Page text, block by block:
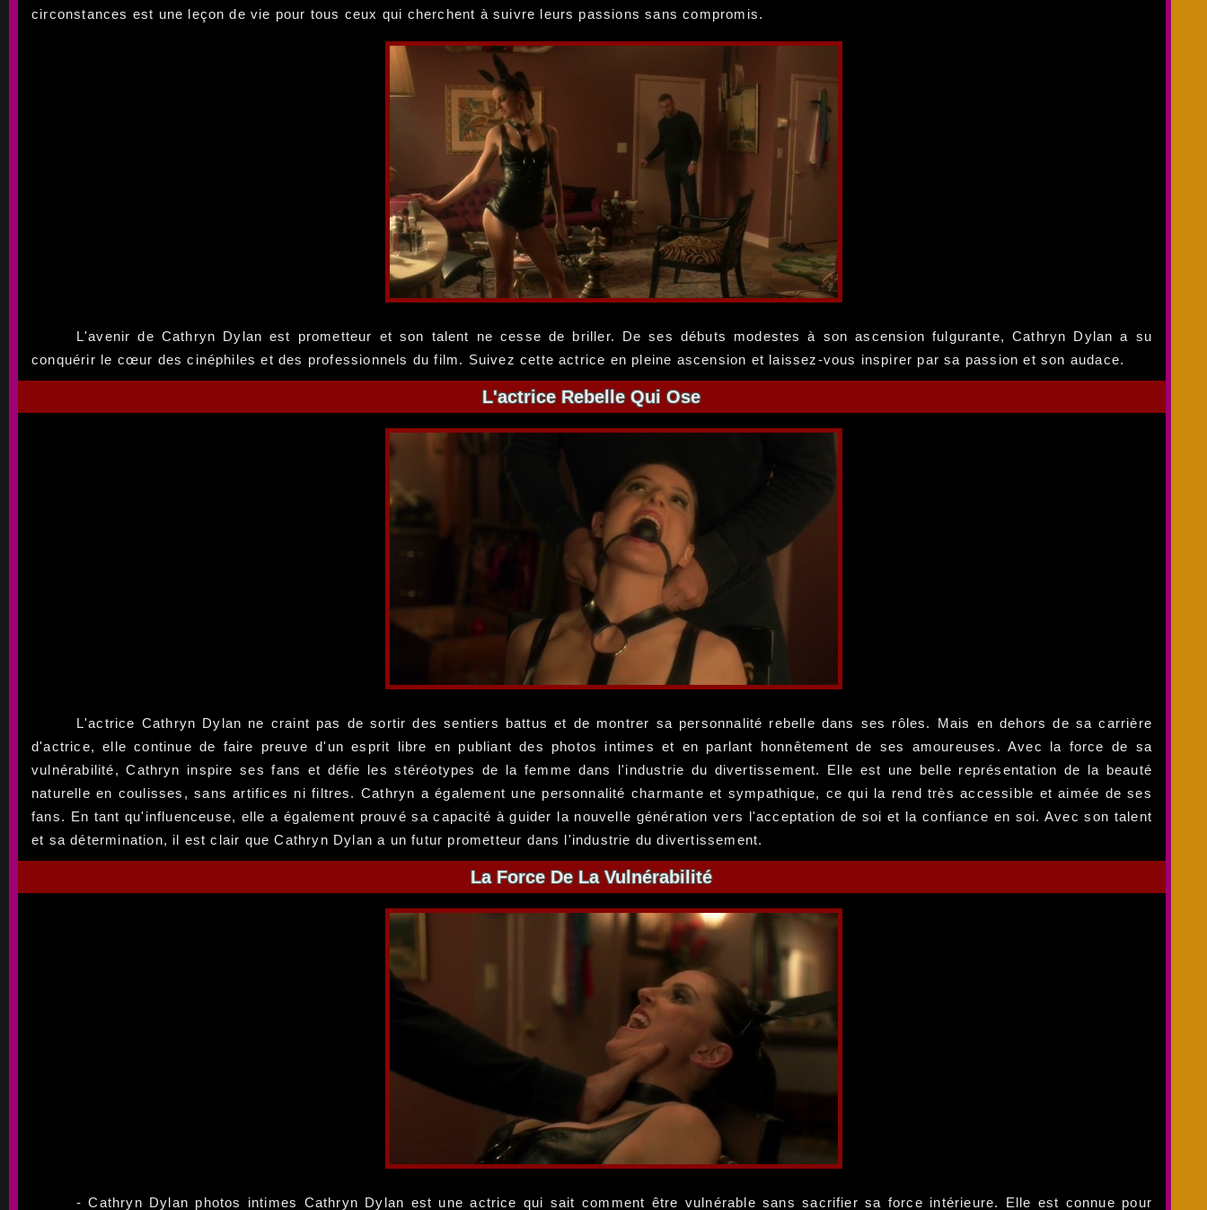
circonstances est une leçon de vie pour tous ceux qui cherchent à suivre leurs passions sans compromis.
L'avenir de Cathryn Dylan est prometteur et son talent ne cesse de briller. De ses débuts modestes à son ascension fulgurante, Cathryn Dylan a su
conquérir le cœur des cinéphiles et des professionnels du film. Suivez cette actrice en pleine ascension et laissez-vous inspirer par sa passion et son audace.
L'actrice Rebelle Qui Ose
L'actrice Cathryn Dylan ne craint pas de sortir des sentiers battus et de montrer sa personnalité rebelle dans ses rôles. Mais en dehors de sa carrière
d'actrice, elle continue de faire preuve d'un esprit libre en publiant des photos intimes et en parlant honnêtement de ses amoureuses. Avec la force de sa
vulnérabilité, Cathryn inspire ses fans et défie les stéréotypes de la femme dans l'industrie du divertissement. Elle est une belle représentation de la beauté
naturelle en coulisses, sans artifices ni filtres. Cathryn a également une personnalité charmante et sympathique, ce qui la rend très accessible et aimée de ses
fans. En tant qu'influenceuse, elle a également prouvé sa capacité à guider la nouvelle génération vers l'acceptation de soi et la confiance en soi. Avec son talent
et sa détermination, il est clair que Cathryn Dylan a un futur prometteur dans l'industrie du divertissement.
La Force De La Vulnérabilité
- Cathryn Dylan photos intimes Cathryn Dylan est une actrice qui sait comment être vulnérable sans sacrifier sa force intérieure. Elle est connue pour